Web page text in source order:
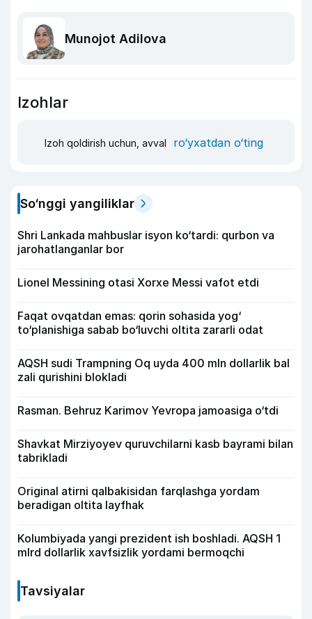
Munojot Adilova
Izohlar
Izoh qoldirish uchun, avval ro‘yxatdan o‘ting
So‘nggi yangiliklar
Shri Lankada mahbuslar isyon ko‘tardi: qurbon va
jarohatlanganlar bor
Lionel Messining otasi Xorxe Messi vafot etdi
Faqat ovqatdan emas: qorin sohasida yog‘
to‘planishiga sabab bo‘luvchi oltita zararli odat
AQSH sudi Trampning Oq uyda 400 mln dollarlik bal
zali qurishini blokladi
Rasman. Behruz Karimov Yevropa jamoasiga o‘tdi
Shavkat Mirziyoyev quruvchilarni kasb bayrami bilan
tabrikladi
Original atirni qalbakisidan farqlashga yordam
beradigan oltita layfhak
Kolumbiyada yangi prezident ish boshladi. AQSH 1
mlrd dollarlik xavfsizlik yordami bermoqchi
Tavsiyalar